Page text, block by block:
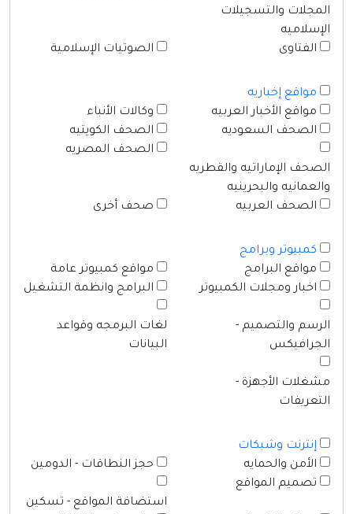
المجلات والتسجيلات
الإسلاميه
الفتاوى الصوتيات الإسلامية
مواقع إخباريه
مواقع الأخبار العربيه
وكالات الأنباء
الصحف السعوديه
الصحف الكويتيه
الصحف الإماراتيه والقطريه
والعمانيه والبحرينيه
الصحف المصريه
الصحف العربيه صحف أخرى
كمبيوتر وبرامج
مواقع البرامج
مواقع كمبيوتر عامة
اخبار ومجلات الكمبيوتر
البرامج وانظمة التشغيل
الرسم والتصميم -
الجرافيكس
لغات البرمجه وقواعد
البيانات
مشغلات الأجهزة -
التعريفات
إنترنت وشبكات
الأمن والحمايه
حجز النطاقات - الدومين
تصميم المواقع
استضافة المواقع - تسكين